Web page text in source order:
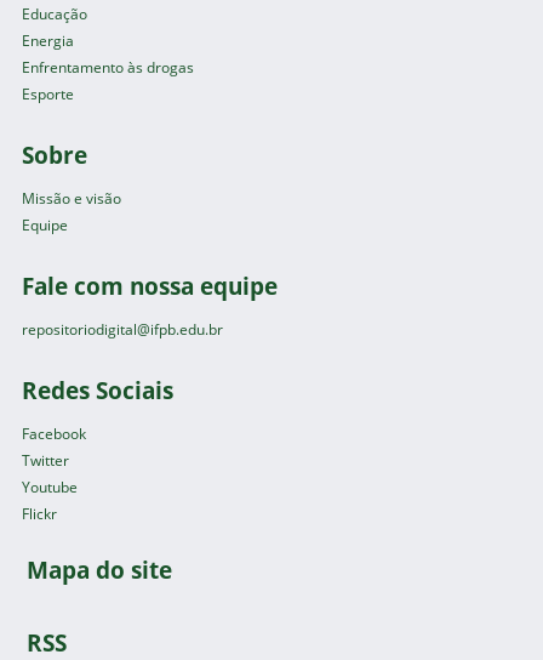
Educação
Energia
Enfrentamento às drogas
Esporte
Sobre
Missão e visão
Equipe
Fale com nossa equipe
repositoriodigital@ifpb.edu.br
Redes Sociais
Facebook
Twitter
Youtube
Flickr
Mapa do site
RSS